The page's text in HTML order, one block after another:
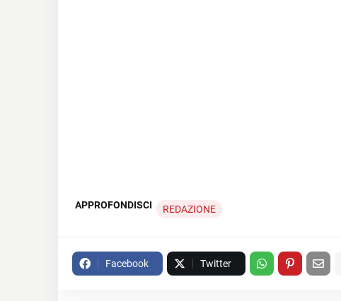
APPROFONDISCI REDAZIONE
Facebook Twitter